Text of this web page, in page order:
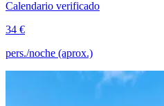
Calendario verificado
34 €
pers./noche (aprox.)